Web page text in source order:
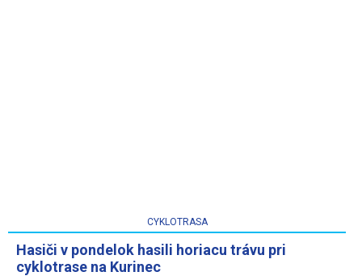
CYKLOTRASA
Hasiči v pondelok hasili horiacu trávu pri
cyklotrase na Kurinec